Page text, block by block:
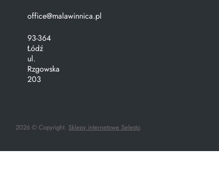
office@malawinnica.pl
93-364
Łódź
ul.
Rzgowska
203
2026 © Copyright. Sklepy internetowe Selesto